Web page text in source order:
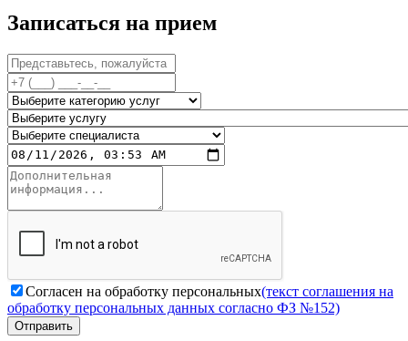
Записаться на прием
Согласен на обработку персональных(текст соглашения на
обработку персональных данных согласно ФЗ №152)
Отправить